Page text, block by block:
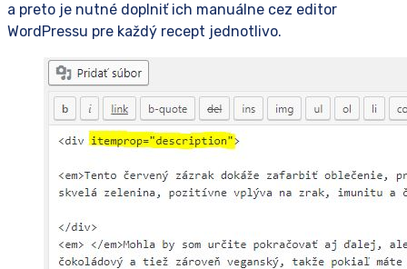
a preto je nutné doplniť ich manuálne cez editor
WordPressu pre každý recept jednotlivo.